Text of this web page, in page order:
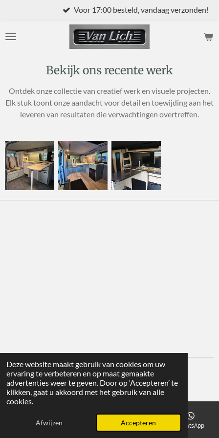
Deze website maakt gebruik van cookies om uw
ervaring te verbeteren en op maat gemaakte
advertenties weer te geven. Door op ‘Accepteren’ te
klikken, gaat u akkoord met het gebruik van alle
cookies.
Afwijzen Accepteren
naar
Voor 17:00 besteld, vandaag verzonden!
Bekijk ons recente werk
Ontdek onze collectie van creatief werk en visuele projecten.
Elk stuk toont onze aandacht voor detail en toewijding aan het
leveren van resultaten die verwachtingen overtreffen.
© 2025 VanLich
Powered byJouwWeb
E-mailadres Kaart WhatsApp